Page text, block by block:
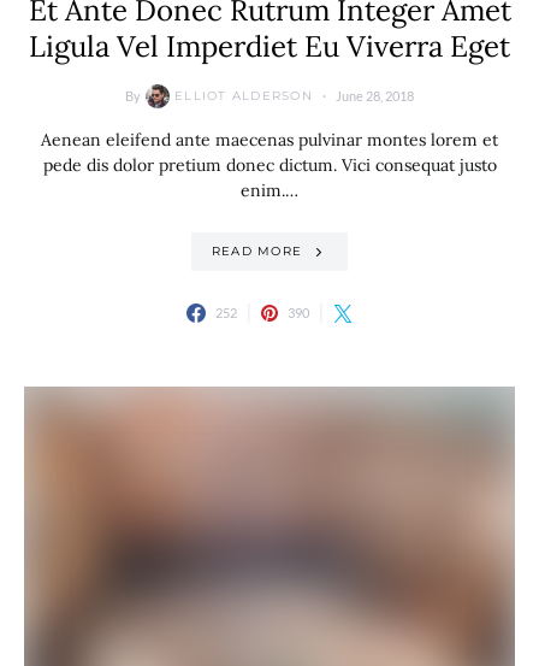
Et Ante Donec Rutrum Integer Amet
Ligula Vel Imperdiet Eu Viverra Eget
By ELLIOT ALDERSON June 28, 2018
Aenean eleifend ante maecenas pulvinar montes lorem et
pede dis dolor pretium donec dictum. Vici consequat justo
enim.…
READ MORE
252 390